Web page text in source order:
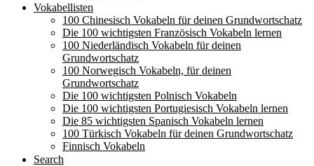
Vokabellisten
100 Chinesisch Vokabeln für deinen Grundwortschatz
Die 100 wichtigsten Französisch Vokabeln lernen
100 Niederländisch Vokabeln für deinen
Grundwortschatz
100 Norwegisch Vokabeln, für deinen
Grundwortschatz
Die 100 wichtigsten Polnisch Vokabeln
Die 100 wichtigsten Portugiesisch Vokabeln lernen
Die 85 wichtigsten Spanisch Vokabeln lernen
100 Türkisch Vokabeln für deinen Grundwortschatz
Finnisch Vokabeln
Search